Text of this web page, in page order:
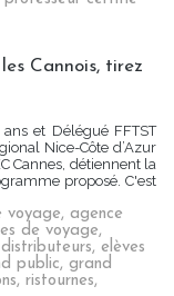
Cannois, tirez
et Délégué FFTST
Nice-Côte d’Azur
Cannes, détiennent la
proposé. C'est
voyage, agence
de voyage,
distributeurs, elèves
public, grand
, ristournes,